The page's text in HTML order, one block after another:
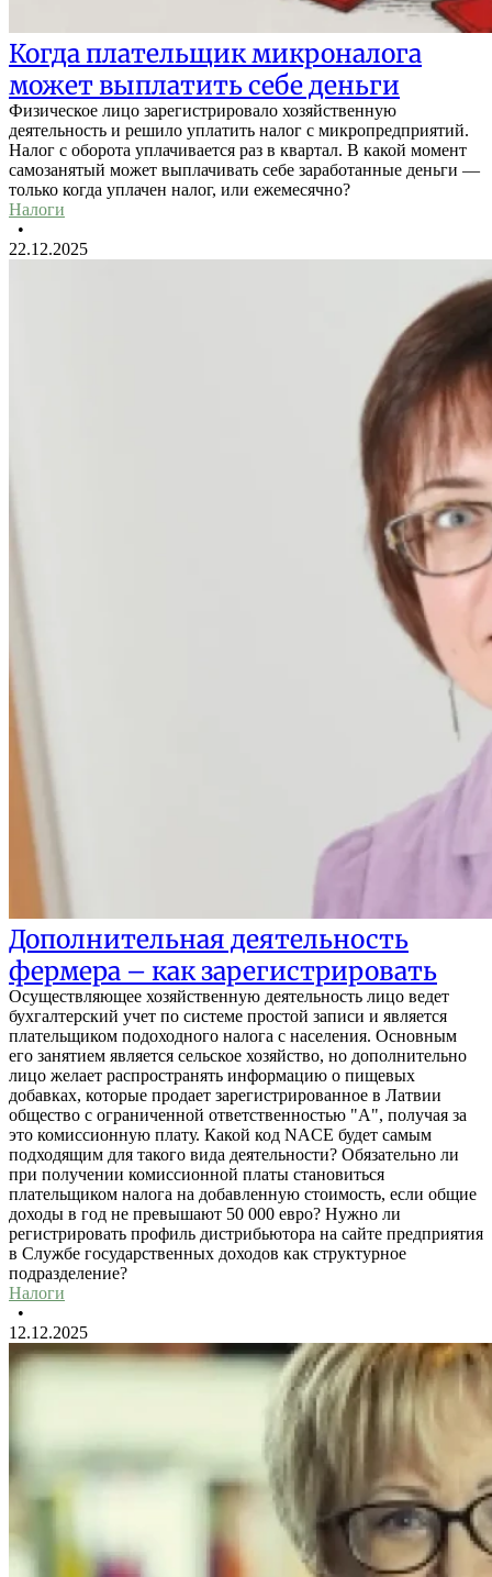
Когда плательщик микроналога
может выплатить себе деньги
Физическое лицо зарегистрировало хозяйственную
деятельность и решило уплатить налог с микропредприятий.
Налог с оборота уплачивается раз в квартал. В какой момент
самозанятый может выплачивать себе заработанные деньги —
только когда уплачен налог, или ежемесячно?
Налоги
•
22.12.2025
Дополнительная деятельность
фермера – как зарегистрировать
Осуществляющее хозяйственную деятельность лицо ведет
бухгалтерский учет по системе простой записи и является
плательщиком подоходного налога с населения. Основным
его занятием является сельское хозяйство, но дополнительно
лицо желает распространять информацию о пищевых
добавках, которые продает зарегистрированное в Латвии
общество с ограниченной ответственностью "А", получая за
это комиссионную плату. Какой код NACE будет самым
подходящим для такого вида деятельности? Обязательно ли
при получении комиссионной платы становиться
плательщиком налога на добавленную стоимость, если общие
доходы в год не превышают 50 000 евро? Нужно ли
регистрировать профиль дистрибьютора на сайте предприятия
в Службе государственных доходов как структурное
подразделение?
Налоги
•
12.12.2025